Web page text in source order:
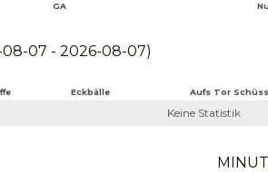
GA
08-07 - 2026-08-07)
Eckbälle Aufs Tor
Keine Statistik